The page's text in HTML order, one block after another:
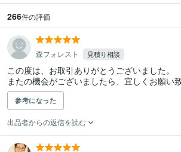
266件の評価
森フォレスト 見積り相談
この度は、お取引ありがとうございました。
またの機会がございましたら、宜しくお願い
参考になった
出品者からの返信を読む